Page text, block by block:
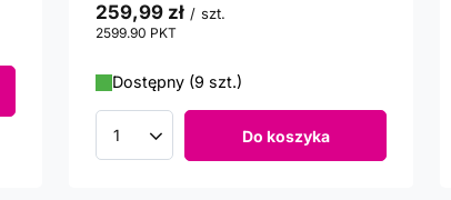
259,99 zł / szt.
2599.90 PKT
Dostępny (9 szt.)
Ilość produktów Do koszyka